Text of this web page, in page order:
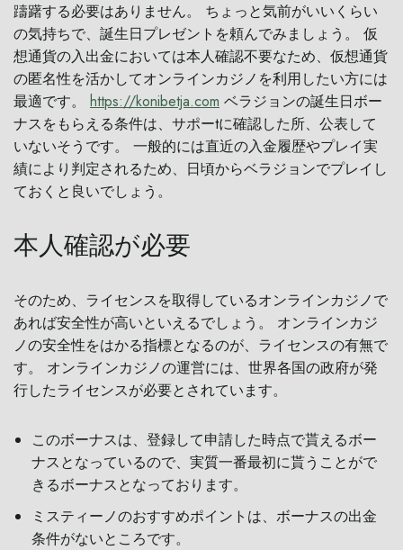
躊躇する必要はありません。 ちょっと気前がいいくらい
の気持ちで、誕生日プレゼントを頼んでみましょう。 仮
想通貨の入出金においては本人確認不要なため、仮想通貨
の匿名性を活かしてオンラインカジノを利用したい方には
最適です。 https://konibetja.com ベラジョンの誕生日ボー
ナスをもらえる条件は、サポーtに確認した所、公表して
いないそうです。 一般的には直近の入金履歴やプレイ実
績により判定されるため、日頃からベラジョンでプレイし
ておくと良いでしょう。
本人確認が必要
そのため、ライセンスを取得しているオンラインカジノで
あれば安全性が高いといえるでしょう。 オンラインカジ
ノの安全性をはかる指標となるのが、ライセンスの有無で
す。 オンラインカジノの運営には、世界各国の政府が発
行したライセンスが必要とされています。
このボーナスは、登録して申請した時点で貰えるボー
ナスとなっているので、実質一番最初に貰うことがで
きるボーナスとなっております。
ミスティーノのおすすめポイントは、ボーナスの出金
条件がないところです。